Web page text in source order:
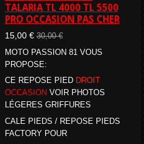
TALARIA TL 4000 TL 5500
PRO OCCASION PAS CHER
15,00 € 30,00 €
MOTO PASSION 81 VOUS
PROPOSE:
CE REPOSE PIED DROIT
OCCASION VOIR PHOTOS
LÉGERES GRIFFURES
CALE PIEDS / REPOSE PIEDS
FACTORY POUR